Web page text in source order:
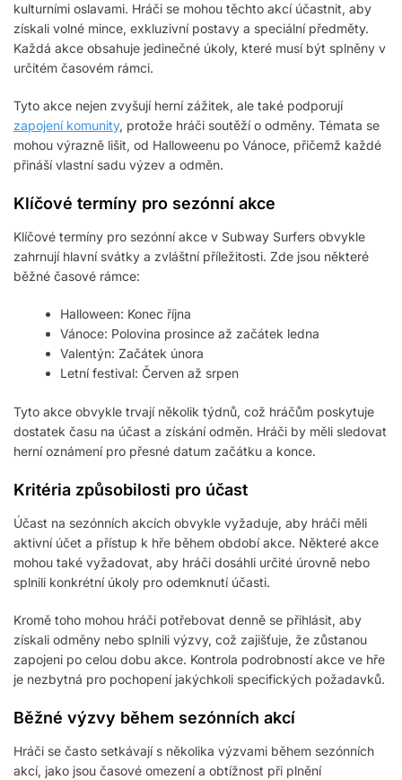
kulturními oslavami. Hráči se mohou těchto akcí účastnit, aby
získali volné mince, exkluzivní postavy a speciální předměty.
Každá akce obsahuje jedinečné úkoly, které musí být splněny v
určitém časovém rámci.
Tyto akce nejen zvyšují herní zážitek, ale také podporují
zapojení komunity, protože hráči soutěží o odměny. Témata se
mohou výrazně lišit, od Halloweenu po Vánoce, přičemž každé
přináší vlastní sadu výzev a odměn.
Klíčové termíny pro sezónní akce
Klíčové termíny pro sezónní akce v Subway Surfers obvykle
zahrnují hlavní svátky a zvláštní příležitosti. Zde jsou některé
běžné časové rámce:
Halloween: Konec října
Vánoce: Polovina prosince až začátek ledna
Valentýn: Začátek února
Letní festival: Červen až srpen
Tyto akce obvykle trvají několik týdnů, což hráčům poskytuje
dostatek času na účast a získání odměn. Hráči by měli sledovat
herní oznámení pro přesné datum začátku a konce.
Kritéria způsobilosti pro účast
Účast na sezónních akcích obvykle vyžaduje, aby hráči měli
aktivní účet a přístup k hře během období akce. Některé akce
mohou také vyžadovat, aby hráči dosáhli určité úrovně nebo
splnili konkrétní úkoly pro odemknutí účasti.
Kromě toho mohou hráči potřebovat denně se přihlásit, aby
získali odměny nebo splnili výzvy, což zajišťuje, že zůstanou
zapojeni po celou dobu akce. Kontrola podrobností akce ve hře
je nezbytná pro pochopení jakýchkoli specifických požadavků.
Běžné výzvy během sezónních akcí
Hráči se často setkávají s několika výzvami během sezónních
akcí, jako jsou časové omezení a obtížnost při plnění